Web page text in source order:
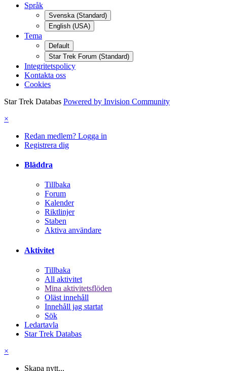
Språk
Svenska (Standard)
English (USA)
Tema
Default
Star Trek Forum (Standard)
Integritetspolicy
Kontakta oss
Cookies
Star Trek Databas Powered by Invision Community
×
Redan medlem? Logga in
Registrera dig
Bläddra
Tillbaka
Forum
Kalender
Riktlinjer
Staben
Aktiva användare
Aktivitet
Tillbaka
All aktivitet
Mina aktivitetsflöden
Oläst innehåll
Innehåll jag startat
Sök
Ledartavla
Star Trek Databas
×
Skapa nytt...